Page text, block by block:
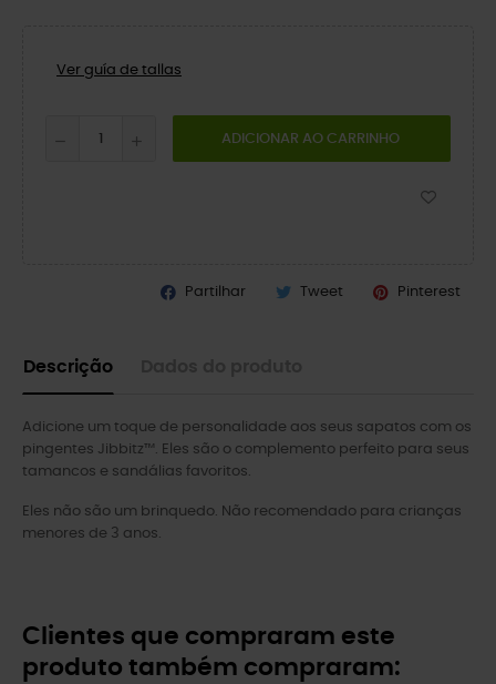
Ver guía de tallas
ADICIONAR AO CARRINHO
Partilhar Tweet Pinterest
Descrição
Adicione um toque de personalidade aos seus sapatos com os
pingentes Jibbitz™. Eles são o complemento perfeito para seus
tamancos e sandálias favoritos.
Eles não são um brinquedo. Não recomendado para crianças
menores de 3 anos.
Clientes que compraram este
produto também compraram: